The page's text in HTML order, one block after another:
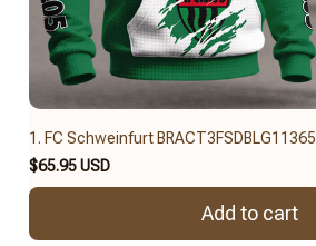
1. FC Schweinfurt BRACT3FSDBLG11365
$65.95 USD
Add to cart